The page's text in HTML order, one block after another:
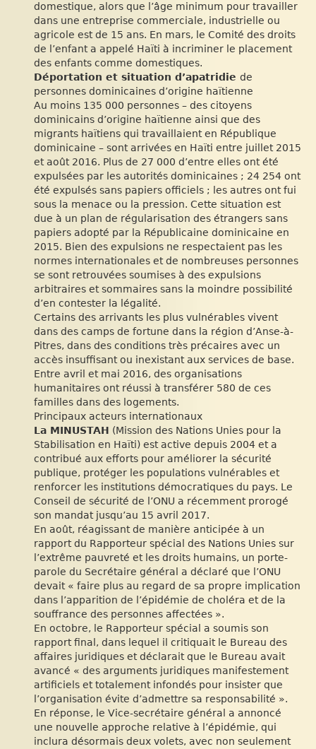
domestique, alors que l’âge minimum pour travailler
dans une entreprise commerciale, industrielle ou
agricole est de 15 ans. En mars, le Comité des droits
de l’enfant a appelé Haïti à incriminer le placement
des enfants comme domestiques.
Déportation et situation d’apatridie de
personnes dominicaines d’origine haïtienne
Au moins 135 000 personnes – des citoyens
dominicains d’origine haïtienne ainsi que des
migrants haïtiens qui travaillaient en République
dominicaine – sont arrivées en Haïti entre juillet 2015
et août 2016. Plus de 27 000 d’entre elles ont été
expulsées par les autorités dominicaines ; 24 254 ont
été expulsés sans papiers officiels ; les autres ont fui
sous la menace ou la pression. Cette situation est
due à un plan de régularisation des étrangers sans
papiers adopté par la Républicaine dominicaine en
2015. Bien des expulsions ne respectaient pas les
normes internationales et de nombreuses personnes
se sont retrouvées soumises à des expulsions
arbitraires et sommaires sans la moindre possibilité
d’en contester la légalité.
Certains des arrivants les plus vulnérables vivent
dans des camps de fortune dans la région d’Anse-à-
Pitres, dans des conditions très précaires avec un
accès insuffisant ou inexistant aux services de base.
Entre avril et mai 2016, des organisations
humanitaires ont réussi à transférer 580 de ces
familles dans des logements.
Principaux acteurs internationaux
La MINUSTAH (Mission des Nations Unies pour la
Stabilisation en Haïti) est active depuis 2004 et a
contribué aux efforts pour améliorer la sécurité
publique, protéger les populations vulnérables et
renforcer les institutions démocratiques du pays. Le
Conseil de sécurité de l’ONU a récemment prorogé
son mandat jusqu’au 15 avril 2017.
En août, réagissant de manière anticipée à un
rapport du Rapporteur spécial des Nations Unies sur
l’extrême pauvreté et les droits humains, un porte-
parole du Secrétaire général a déclaré que l’ONU
devait « faire plus au regard de sa propre implication
dans l’apparition de l’épidémie de choléra et de la
souffrance des personnes affectées ».
En octobre, le Rapporteur spécial a soumis son
rapport final, dans lequel il critiquait le Bureau des
affaires juridiques et déclarait que le Bureau avait
avancé « des arguments juridiques manifestement
artificiels et totalement infondés pour insister que
l’organisation évite d’admettre sa responsabilité ».
En réponse, le Vice-secrétaire général a annoncé
une nouvelle approche relative à l’épidémie, qui
inclura désormais deux volets, avec non seulement